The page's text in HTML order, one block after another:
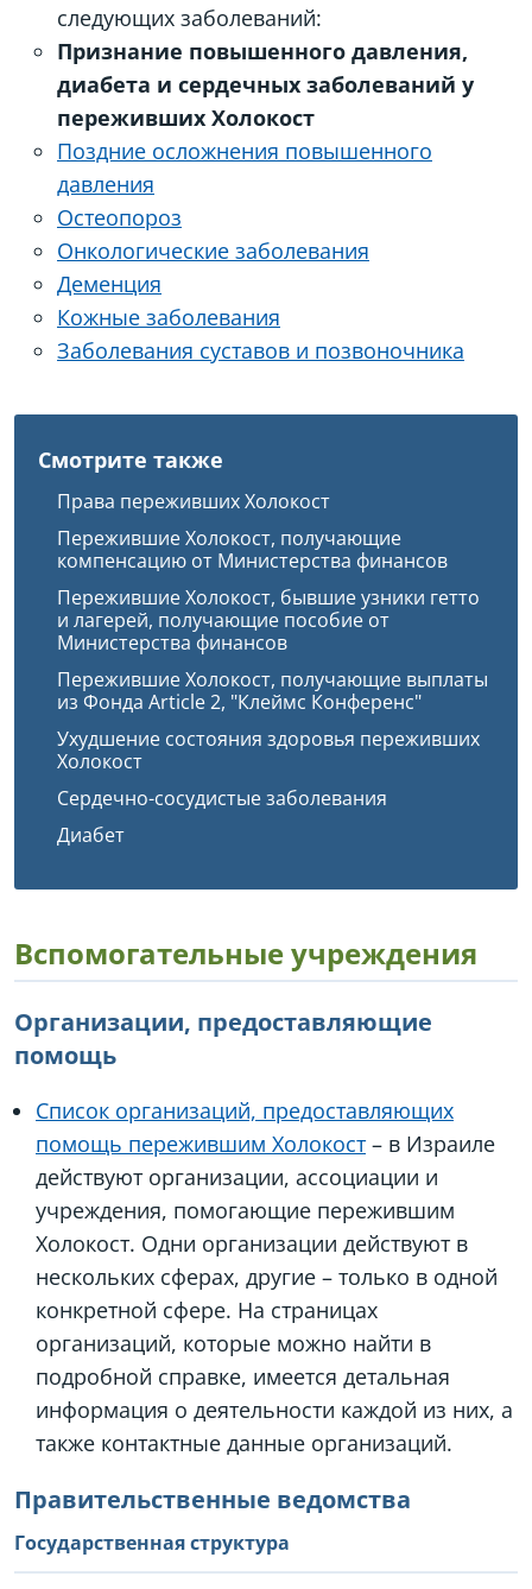
следующих заболеваний:
Признание повышенного давления,
диабета и сердечных заболеваний у
переживших Холокост
Поздние осложнения повышенного
давления
Остеопороз
Онкологические заболевания
Деменция
Кожные заболевания
Заболевания суставов и позвоночника
Смотрите также
Права переживших Холокост
Пережившие Холокост, получающие
компенсацию от Министерства финансов
Пережившие Холокост, бывшие узники гетто
и лагерей, получающие пособие от
Министерства финансов
Пережившие Холокост, получающие выплаты
из Фонда Article 2, "Клеймс Конференс"
Ухудшение состояния здоровья переживших
Холокост
Сердечно-сосудистые заболевания
Диабет
Вспомогательные учреждения
Организации, предоставляющие
помощь
Список организаций, предоставляющих
помощь пережившим Холокост– в Израиле
действуют организации, ассоциации и
учреждения, помогающие пережившим
Холокост. Одни организации действуют в
нескольких сферах, другие – только в одной
конкретной сфере. На страницах
организаций, которые можно найти в
подробной справке, имеется детальная
информация о деятельности каждой из них, а
также контактные данные организаций.
Правительственные ведомства
Государственная структура